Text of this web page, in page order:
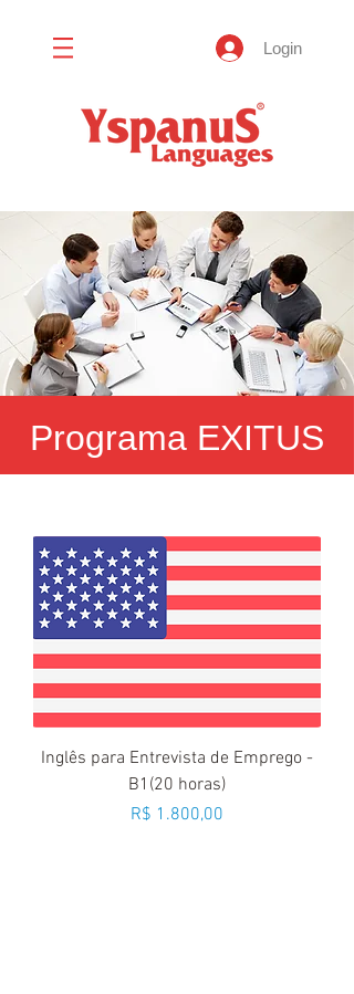
Login
Programa EXITUS
Inglês para Entrevista de Emprego -
B1(20 horas)
Preço
R$ 1.800,00